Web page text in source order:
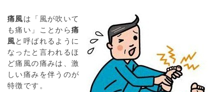
痛風は「風が吹いて
も痛い」ことから痛
風と呼ばれるように
なったと言われるほ
ど痛風の痛みは、激
しい痛みを伴うのが
特徴です。